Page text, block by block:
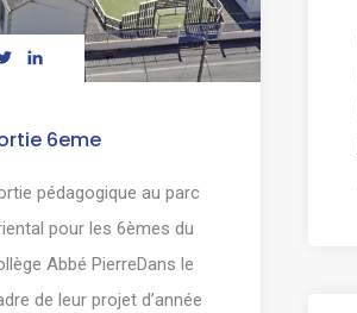
6eme
pédagogique au parc
pour les 6èmes du
Abbé PierreDans le
de leur projet d’année